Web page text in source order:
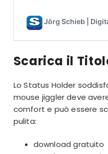
Scarica il
Lo Status Holder
mouse jiggler deve
comfort e può essere
pulita:
download gratuito